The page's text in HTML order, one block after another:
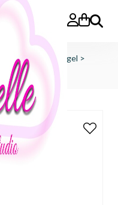
Zoeken
hypnotic colorgel >